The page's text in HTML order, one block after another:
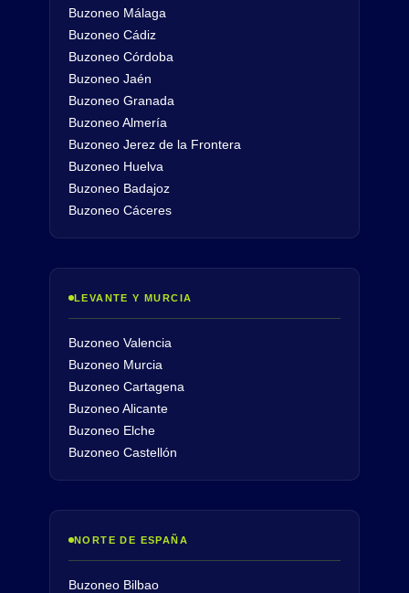
Buzoneo Málaga
Buzoneo Cádiz
Buzoneo Córdoba
Buzoneo Jaén
Buzoneo Granada
Buzoneo Almería
Buzoneo Jerez de la Frontera
Buzoneo Huelva
Buzoneo Badajoz
Buzoneo Cáceres
LEVANTE Y MURCIA
Buzoneo Valencia
Buzoneo Murcia
Buzoneo Cartagena
Buzoneo Alicante
Buzoneo Elche
Buzoneo Castellón
NORTE DE ESPAÑA
Buzoneo Bilbao